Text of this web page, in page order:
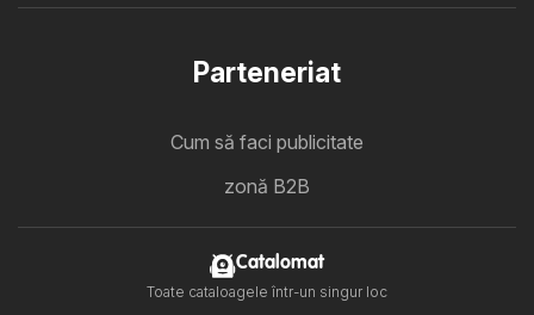
Parteneriat
Cum să faci publicitate
zonă B2B
Catalomat
Toate cataloagele într-un singur loc